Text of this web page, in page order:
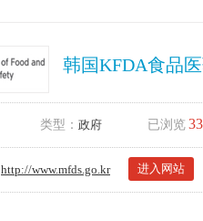
韩国KFDA食品
类型： 政府 已浏览
http://www.mfds.go.kr 进入网站